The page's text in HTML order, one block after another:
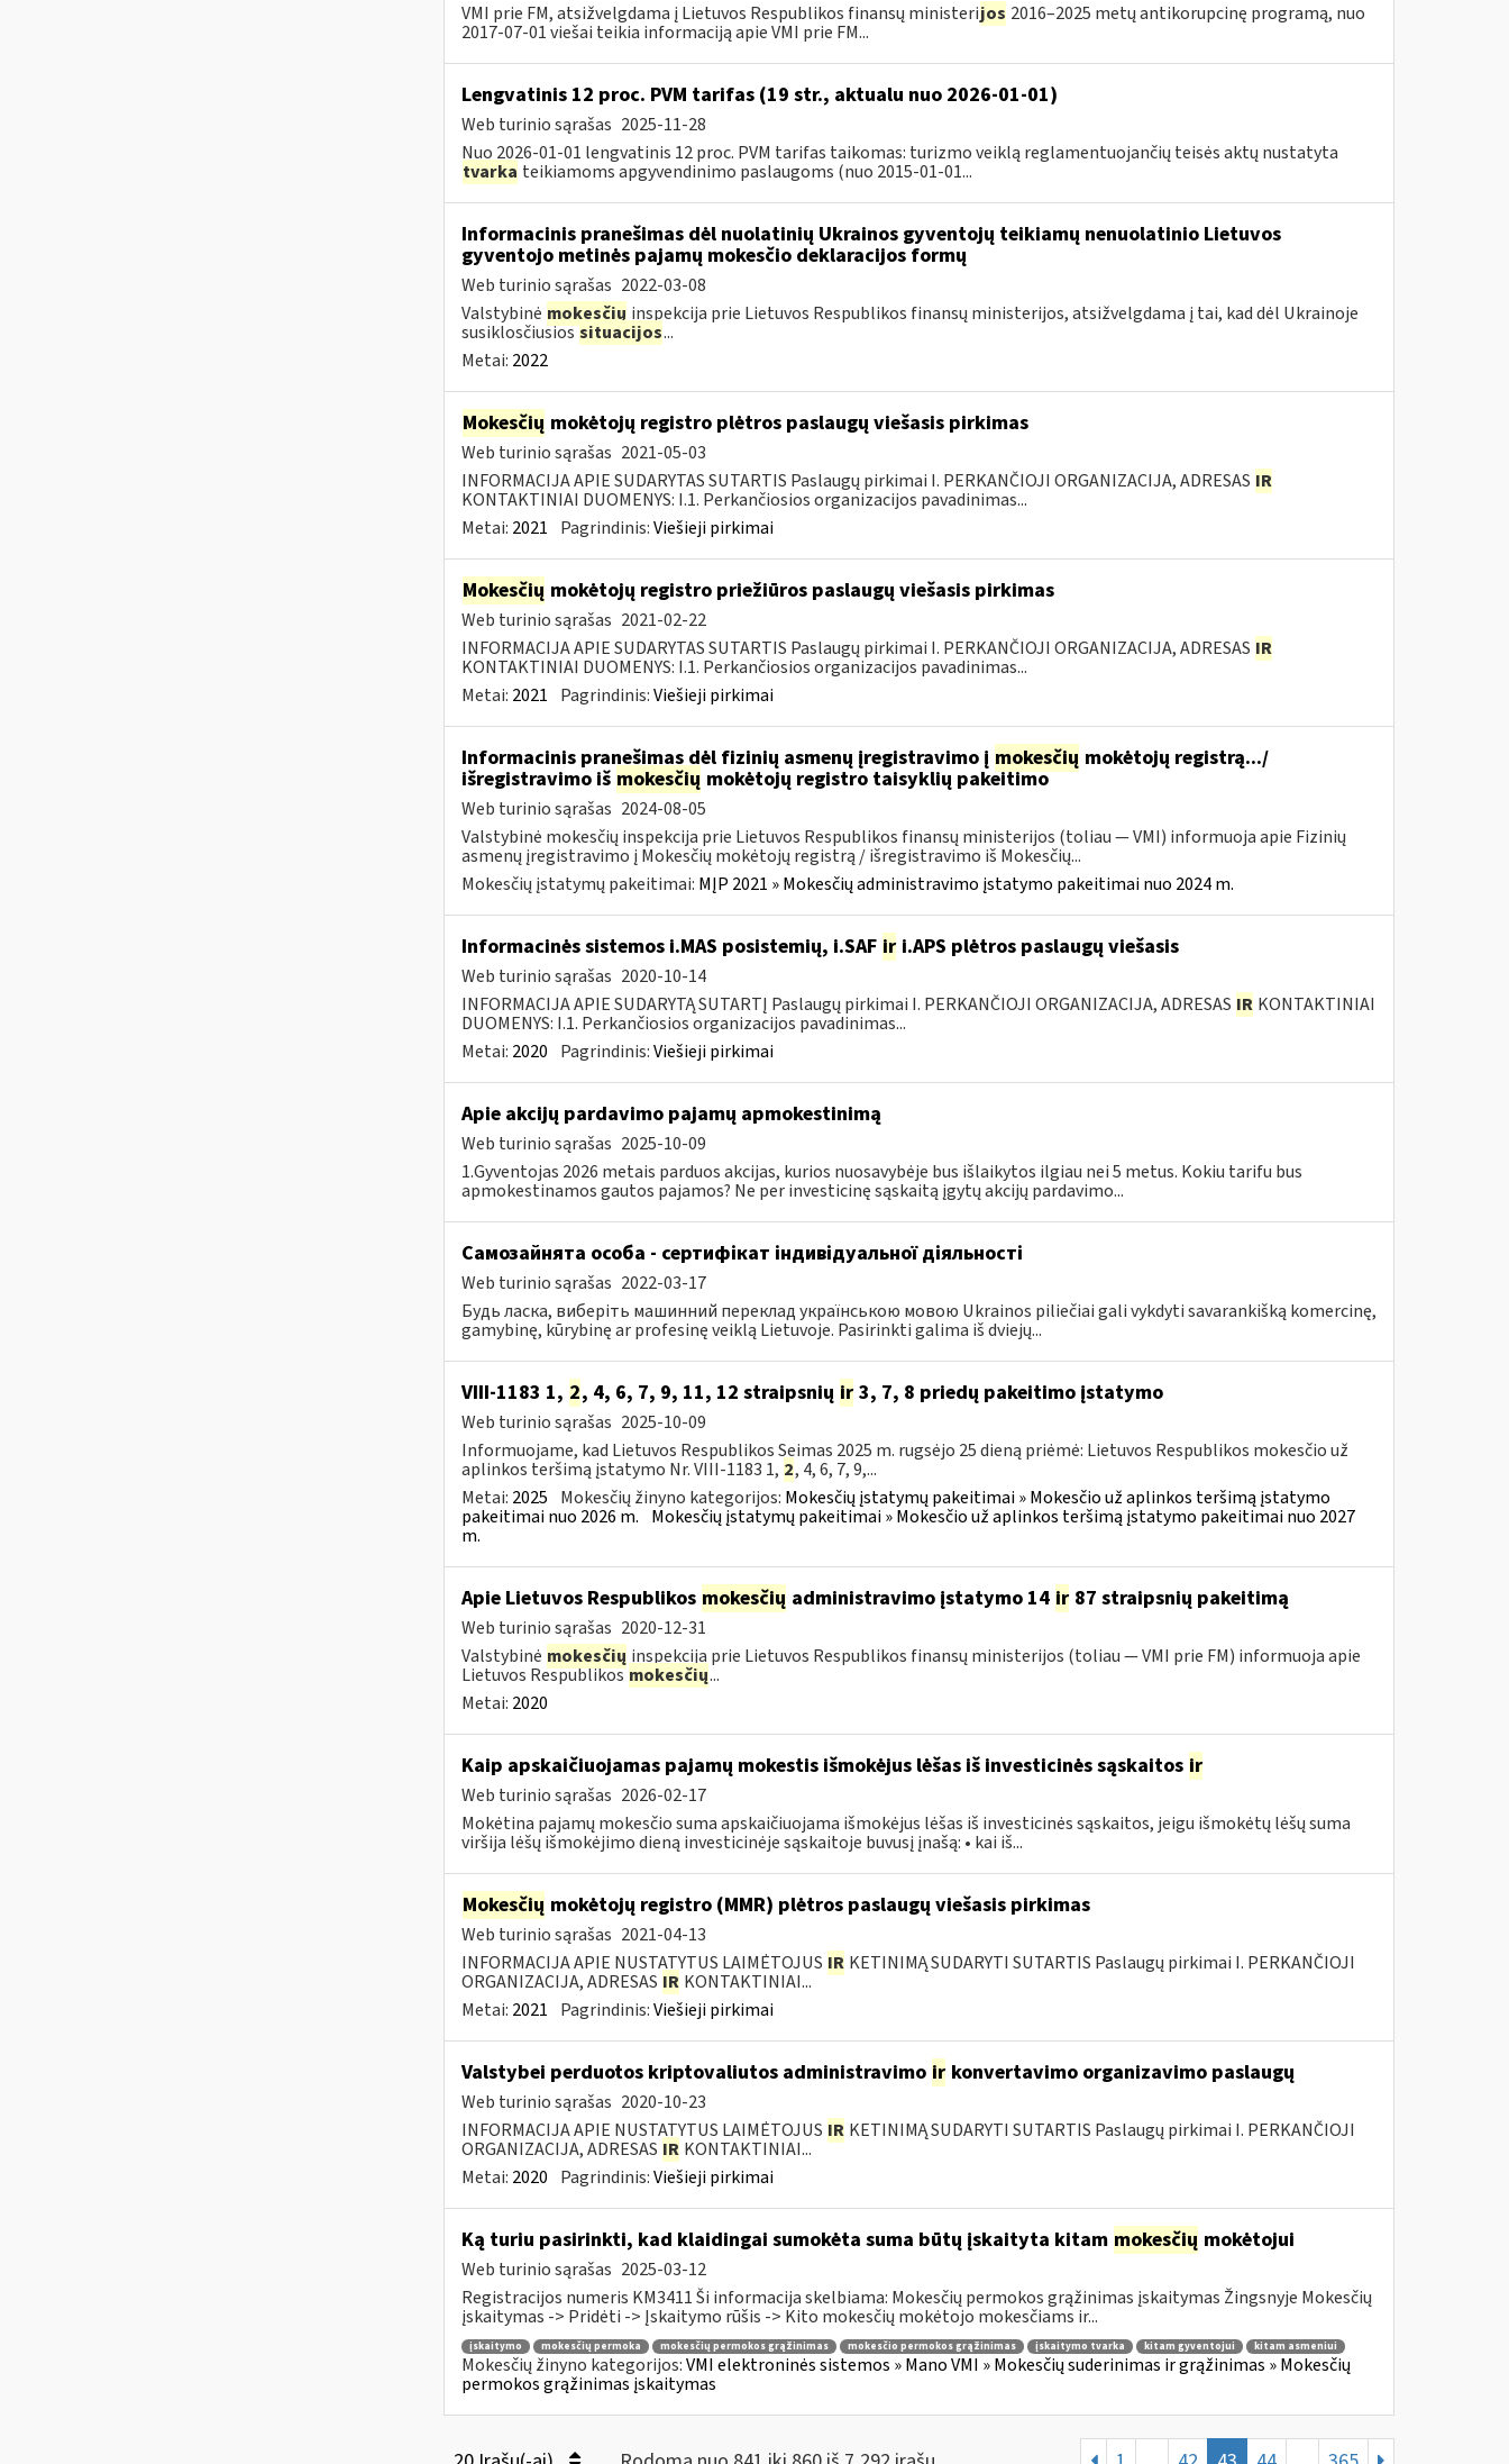
VMI prie FM, atsižvelgdama į Lietuvos Respublikos finansų ministerijos 2016–2025 metų antikorupcinę programą, nuo
2017-07-01 viešai teikia informaciją apie VMI prie FM...
Lengvatinis 12 proc. PVM tarifas (19 str., aktualu nuo 2026-01-01)
Web turinio sąrašas 2025-11-28
Nuo 2026-01-01 lengvatinis 12 proc. PVM tarifas taikomas: turizmo veiklą reglamentuojančių teisės aktų nustatyta
tvarka teikiamoms apgyvendinimo paslaugoms (nuo 2015-01-01...
Informacinis pranešimas dėl nuolatinių Ukrainos gyventojų teikiamų nenuolatinio Lietuvos
gyventojo metinės pajamų mokesčio deklaracijos formų
Web turinio sąrašas 2022-03-08
Valstybinė mokesčių inspekcija prie Lietuvos Respublikos finansų ministerijos, atsižvelgdama į tai, kad dėl Ukrainoje
susiklosčiusiossituacijos...
Metai: 2022
Mokesčių mokėtojų registro plėtros paslaugų viešasis pirkimas
Web turinio sąrašas 2021-05-03
INFORMACIJA APIE SUDARYTAS SUTARTIS Paslaugų pirkimai I. PERKANČIOJI ORGANIZACIJA, ADRESAS IR
KONTAKTINIAI DUOMENYS: I.1. Perkančiosios organizacijos pavadinimas...
Metai: 2021 Pagrindinis:Viešieji pirkimai
Mokesčių mokėtojų registro priežiūros paslaugų viešasis pirkimas
Web turinio sąrašas 2021-02-22
INFORMACIJA APIE SUDARYTAS SUTARTIS Paslaugų pirkimai I. PERKANČIOJI ORGANIZACIJA, ADRESAS IR
KONTAKTINIAI DUOMENYS: I.1. Perkančiosios organizacijos pavadinimas...
Metai: 2021 Pagrindinis:Viešieji pirkimai
Informacinis pranešimas dėl fizinių asmenų įregistravimo į mokesčių mokėtojų registrą.../
išregistravimo iš mokesčių mokėtojų registro taisyklių pakeitimo
Web turinio sąrašas 2024-08-05
Valstybinė mokesčių inspekcija prie Lietuvos Respublikos finansų ministerijos (toliau — VMI) informuoja apie Fizinių
asmenų įregistravimo į Mokesčių mokėtojų registrą / išregistravimo iš Mokesčių...
Mokesčių įstatymų pakeitimai: MĮP 2021 » Mokesčių administravimo įstatymo pakeitimai nuo 2024 m.
Informacinės sistemos i.MAS posistemių, i.SAF iri.APS plėtros paslaugų viešasis
Web turinio sąrašas 2020-10-14
INFORMACIJA APIE SUDARYTĄ SUTARTĮ Paslaugų pirkimai I. PERKANČIOJI ORGANIZACIJA, ADRESAS IR KONTAKTINIAI
DUOMENYS: I.1. Perkančiosios organizacijos pavadinimas...
Metai: 2020 Pagrindinis:Viešieji pirkimai
Apie akcijų pardavimo pajamų apmokestinimą
Web turinio sąrašas 2025-10-09
1.Gyventojas 2026 metais parduos akcijas, kurios nuosavybėje bus išlaikytos ilgiau nei 5 metus. Kokiu tarifu bus
apmokestinamos gautos pajamos? Ne per investicinę sąskaitą įgytų akcijų pardavimo...
Самозайнята особа - сертифікат індивідуальної діяльності
Web turinio sąrašas 2022-03-17
Будь ласка, виберіть машинний переклад українською мовою Ukrainos piliečiai gali vykdyti savarankišką komercinę,
gamybinę, kūrybinę ar profesinę veiklą Lietuvoje. Pasirinkti galima iš dviejų...
VIII-1183 1, 2, 4, 6, 7, 9, 11, 12 straipsnių ir3, 7, 8 priedų pakeitimo įstatymo
Web turinio sąrašas 2025-10-09
Informuojame, kad Lietuvos Respublikos Seimas 2025 m. rugsėjo 25 dieną priėmė: Lietuvos Respublikos mokesčio už
aplinkos teršimą įstatymo Nr. VIII-1183 1, 2, 4, 6, 7, 9,...
Metai: 2025 Mokesčių žinyno kategorijos: Mokesčių įstatymų pakeitimai » Mokesčio už aplinkos teršimą įstatymo
pakeitimai nuo 2026 m. Mokesčių įstatymų pakeitimai » Mokesčio už aplinkos teršimą įstatymo pakeitimai nuo 2027
m.
Apie Lietuvos Respublikos mokesčių administravimo įstatymo 14 ir87 straipsnių pakeitimą
Web turinio sąrašas 2020-12-31
Valstybinė mokesčių inspekcija prie Lietuvos Respublikos finansų ministerijos (toliau — VMI prie FM) informuoja apie
Lietuvos Respublikosmokesčių...
Metai: 2020
Kaip apskaičiuojamas pajamų mokestis išmokėjus lėšas iš investicinės sąskaitos ir
Web turinio sąrašas 2026-02-17
Mokėtina pajamų mokesčio suma apskaičiuojama išmokėjus lėšas iš investicinės sąskaitos, jeigu išmokėtų lėšų suma
viršija lėšų išmokėjimo dieną investicinėje sąskaitoje buvusį įnašą: • kai iš...
Mokesčių mokėtojų registro (MMR) plėtros paslaugų viešasis pirkimas
Web turinio sąrašas 2021-04-13
INFORMACIJA APIE NUSTATYTUS LAIMĖTOJUS IR KETINIMĄ SUDARYTI SUTARTIS Paslaugų pirkimai I. PERKANČIOJI
ORGANIZACIJA, ADRESAS IR KONTAKTINIAI...
Metai: 2021 Pagrindinis:Viešieji pirkimai
Valstybei perduotos kriptovaliutos administravimo irkonvertavimo organizavimo paslaugų
Web turinio sąrašas 2020-10-23
INFORMACIJA APIE NUSTATYTUS LAIMĖTOJUS IR KETINIMĄ SUDARYTI SUTARTIS Paslaugų pirkimai I. PERKANČIOJI
ORGANIZACIJA, ADRESAS IR KONTAKTINIAI...
Metai: 2020 Pagrindinis:Viešieji pirkimai
Ką turiu pasirinkti, kad klaidingai sumokėta suma būtų įskaityta kitam mokesčių mokėtojui
Web turinio sąrašas 2025-03-12
Registracijos numeris KM3411 Ši informacija skelbiama: Mokesčių permokos grąžinimas įskaitymas Žingsnyje Mokesčių
įskaitymas -> Pridėti -> Įskaitymo rūšis -> Kito mokesčių mokėtojo mokesčiams ir...
įskaitymo mokesčių permoka mokesčių permokos grąžinimas mokesčio permokos grąžinimas įskaitymo tvarka kitam gyventojui kitam asmeniui
Mokesčių žinyno kategorijos:VMI elektroninės sistemos » Mano VMI » Mokesčių suderinimas ir grąžinimas » Mokesčių
permokos grąžinimas įskaitymas